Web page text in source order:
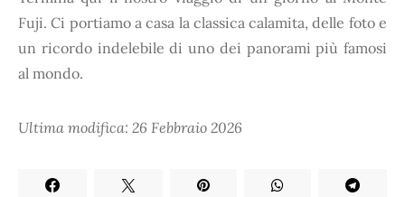
Fuji. Ci portiamo a casa la classica calamita, delle foto e
un ricordo indelebile di uno dei panorami più famosi
al mondo.
Ultima modifica: 26 Febbraio 2026